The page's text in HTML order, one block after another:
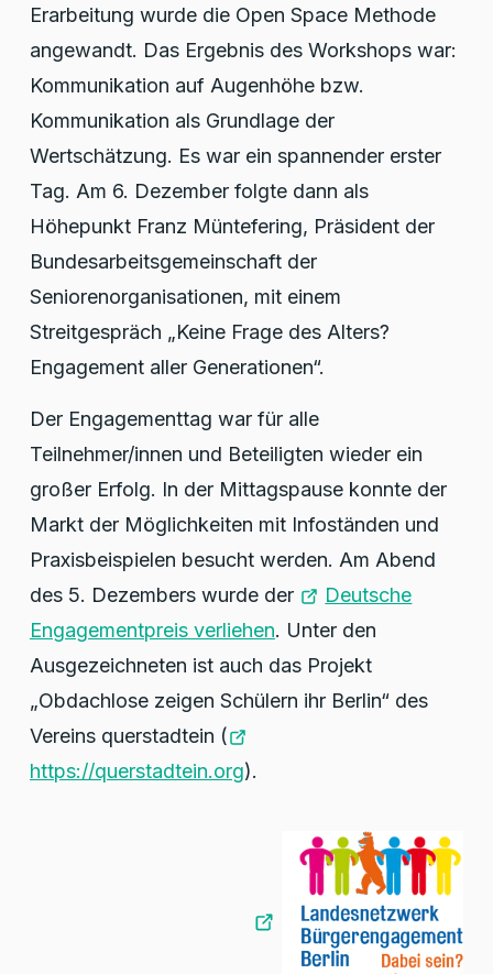
Erarbeitung wurde die Open Space Methode
angewandt. Das Ergebnis des Workshops war:
Kommunikation auf Augenhöhe bzw.
Kommunikation als Grundlage der
Wertschätzung. Es war ein spannender erster
Tag. Am 6. Dezember folgte dann als
Höhepunkt Franz Müntefering, Präsident der
Bundesarbeitsgemeinschaft der
Seniorenorganisationen, mit einem
Streitgespräch „Keine Frage des Alters?
Engagement aller Generationen“.
Der Engagementtag war für alle
Teilnehmer/innen und Beteiligten wieder ein
großer Erfolg. In der Mittagspause konnte der
Markt der Möglichkeiten mit Infoständen und
Praxisbeispielen besucht werden. Am Abend
des 5. Dezembers wurde der
Deutsche
Engagementpreis verliehen. Unter den
Ausgezeichneten ist auch das Projekt
„Obdachlose zeigen Schülern ihr Berlin“ des
Vereins querstadtein (
https://querstadtein.org).